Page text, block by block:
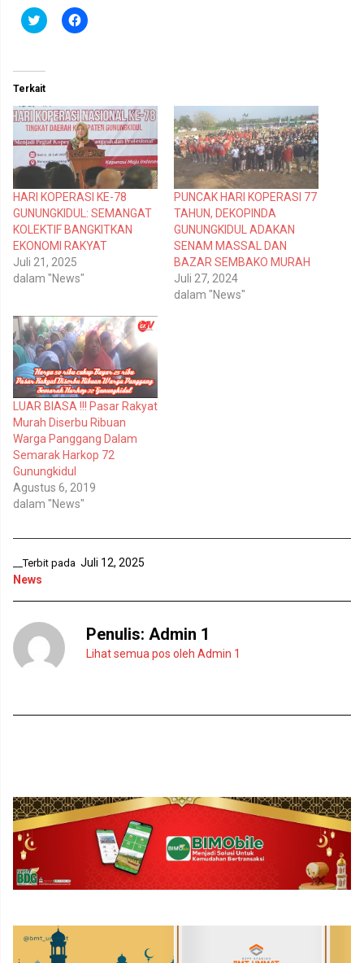
K
l
n
t
u
k
b
e
r
b
a
g
p
a
d
a
T
w
i
t
e
M
e
m
b
u
k
a
d
i
e
n
d
e
l
a
y
a
n
a
u
)
K
l
k
m
e
m
b
a
g
i
k
a
n
d
i
F
a
e
k
(
M
e
m
b
u
k
a
d
i
j
e
n
d
l
a
y
g
a
r
Terkait
HARI KOPERASI KE-78
GUNUNGKIDUL: SEMANGAT
KOLEKTIF BANGKITKAN
EKONOMI RAKYAT
Juli 21, 2025
dalam "News"
PUNCAK HARI KOPERASI 77
TAHUN, DEKOPINDA
GUNUNGKIDUL ADAKAN
SENAM MASSAL DAN
BAZAR SEMBAKO MURAH
Juli 27, 2024
dalam "News"
LUAR BIASA !!! Pasar Rakyat
Murah Diserbu Ribuan
Warga Panggang Dalam
Semarak Harkop 72
Gunungkidul
Agustus 6, 2019
dalam "News"
__Terbit pada Juli 12, 2025
News
Penulis: Admin 1
Lihat semua pos oleh Admin 1